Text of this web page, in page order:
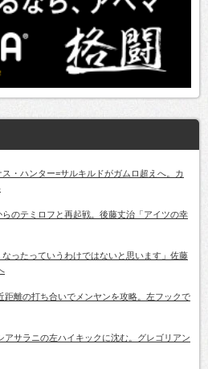
・ハンター=サルキルドがガムロ超えへ。カ
らのテミロフと再起戦。後藤丈治「アイツの幸
なったっていうわけではないと思います」佐藤
距離の打ち合いでメンヤンを攻略。左フックで
アサラニの左ハイキックに沈む。グレゴリアン